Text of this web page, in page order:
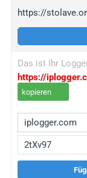
https://
Das ist Ihr
https://
kopieren